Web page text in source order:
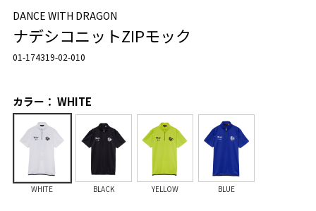
DANCE WITH DRAGON
ナデシコニットZIPモック
01-174319-02-010
カラー： WHITE
WHITE BLACK YELLOW BLUE